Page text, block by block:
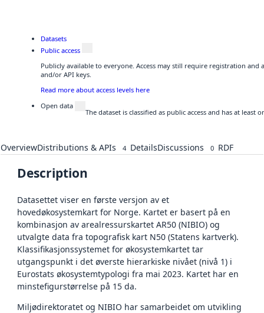
Datasets
Public access
Publicly available to everyone. Access may still require registration
and/or API keys.
Read more about access levels here
Open data
The dataset is classified as public access and has at
OverviewDistributions & APIs 4 DetailsDiscussions 0 RDF
Description
Datasettet viser en første versjon av et
hovedøkosystemkart for Norge. Kartet er basert på en
kombinasjon av arealressurskartet AR50 (NIBIO) og
utvalgte data fra topografisk kart N50 (Statens kartverk).
Klassifikasjonssystemet for økosystemkartet tar
utgangspunkt i det øverste hierarkiske nivået (nivå 1) i
Eurostats økosystemtypologi fra mai 2023. Kartet har en
minstefigurstørrelse på 15 da.
Miljødirektoratet og NIBIO har samarbeidet om utvikling